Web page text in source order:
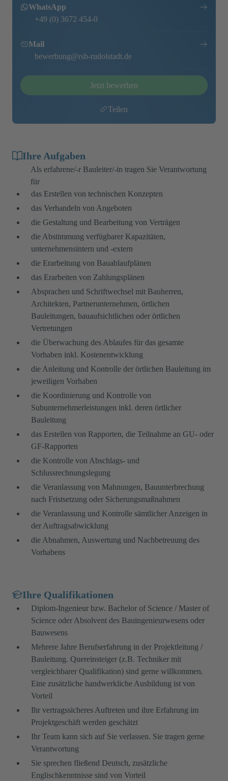
Ihre Aufgaben
Als erfahrene/-r Bauleiter/-in tragen Sie Verantwortung
für
das Erstellen von technischen Konzepten
das Verhandeln von Angeboten
die Gestaltung und Bearbeitung von Verträgen
die Abstimmung verfügbarer Kapazitäten,
unternehmensintern und -extern
die Erarbeitung von Bauablaufplänen
das Erarbeiten von Zahlungsplänen
Absprachen und Schriftwechsel mit Bauherren,
Architekten, Partnerunternehmen, örtlichen
Bauleitungen, bauaufsichtlichen oder örtlichen
Vertretungen
die Überwachung des Ablaufes für das gesamte
Vorhaben inkl. Kostenentwicklung
die Anleitung und Kontrolle der örtlichen Bauleitung im
jeweiligen Vorhaben
die Koordinierung und Kontrolle von
Subunternehmerleistungen inkl. deren örtlicher
Bauleitung
das Erstellen von Rapporten, die Teilnahme an GU- oder
GF-Rapporten
die Kontrolle von Abschlags- und
Schlussrechnungslegung
die Veranlassung von Mahnungen, Bauunterbrechung
nach Fristsetzung oder Sicherungsmaßnahmen
die Veranlassung und Kontrolle sämtlicher Anzeigen in
der Auftragsabwicklung
die Abnahmen, Auswertung und Nachbetreuung des
Vorhabens
Ihre Qualifikationen
Diplom-Ingenieur bzw. Bachelor of Science / Master of
Science oder Absolvent des Bauingenieurwesens oder
Bauwesens
Mehrere Jahre Berufserfahrung in der Projektleitung /
Bauleitung. Quereinsteiger (z.B. Techniker mit
vergleichbarer Qualifikation) sind gerne willkommen.
Eine zusätzliche handwerkliche Ausbildung ist von
Vorteil
Ihr vertragssicheres Auftreten und ihre Erfahrung im
Projektgeschäft werden geschätzt
Ihr Team kann sich auf Sie verlassen. Sie tragen gerne
Verantwortung
Sie sprechen fließend Deutsch, zusätzliche
Englischkenntnisse sind von Vorteil
WhatsApp
+49 (0) 3672 454-0
Mail
bewerbung@rsb-rudolstadt.de
Jetzt bewerben
Teilen